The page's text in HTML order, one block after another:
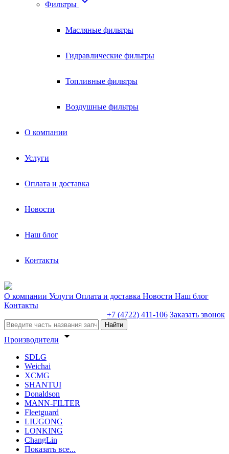
Фильтры
Масляные фильтры
Гидравлические фильтры
Топливные фильтры
Воздушные фильтры
О компании
Услуги
Оплата и доставка
Новости
Наш блог
Контакты
О компании Услуги Оплата и доставка Новости Наш блог
Контакты
+7 (4722) 411-106 Заказать звонок
Найти
Производители arrow_drop_down
SDLG
Weichai
XCMG
SHANTUI
Donaldson
MANN-FILTER
Fleetguard
LIUGONG
LONKING
ChangLin
Показать все...